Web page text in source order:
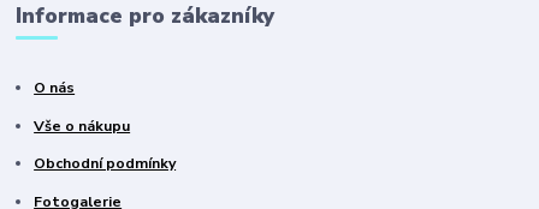
Informace pro zákazníky
O nás
Vše o nákupu
Obchodní podmínky
Fotogalerie